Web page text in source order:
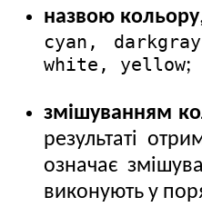
назвою кольору
cyan,
white, yellow;
змішуванням
результаті
означає
виконують у